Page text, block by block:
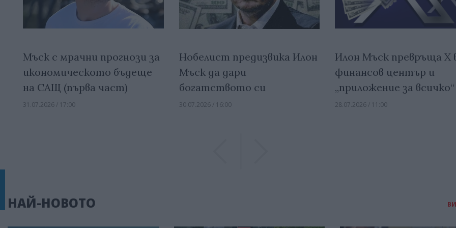
Мъск с мрачни прогнози за
икономическото бъдеще
на САЩ (първа част)
31.07.2026 / 17:00
Нобелист предизвика Илон
Мъск да дари
богатството си
30.07.2026 / 16:00
Илон Мъск превръща X
финансов център и
„приложение за всичко“
28.07.2026 / 11:00
НАЙ-НОВОТО